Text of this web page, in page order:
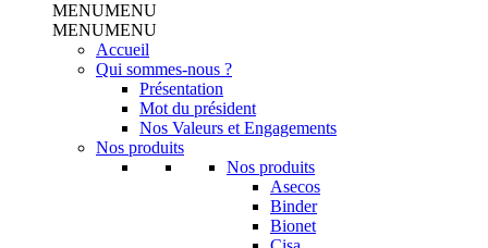
MENUMENU
MENUMENU
Accueil
Qui sommes-nous ?
Présentation
Mot du président
Nos Valeurs et Engagements
Nos produits
Nos produits
Asecos
Binder
Bionet